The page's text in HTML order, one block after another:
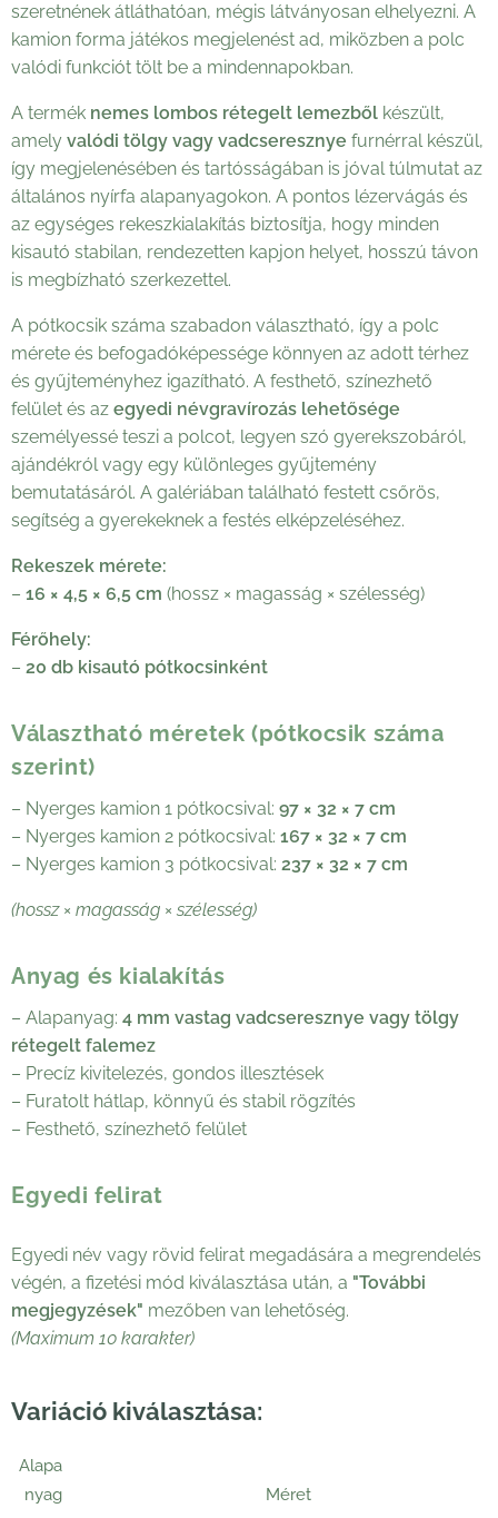
szeretnének átláthatóan, mégis látványosan elhelyezni. A
kamion forma játékos megjelenést ad, miközben a polc
valódi funkciót tölt be a mindennapokban.
A termék nemes lombos rétegelt lemezből készült,
amely valódi tölgy vagy vadcseresznye furnérral készül,
így megjelenésében és tartósságában is jóval túlmutat az
általános nyírfa alapanyagokon. A pontos lézervágás és
az egységes rekeszkialakítás biztosítja, hogy minden
kisautó stabilan, rendezetten kapjon helyet, hosszú távon
is megbízható szerkezettel.
A pótkocsik száma szabadon választható, így a polc
mérete és befogadóképessége könnyen az adott térhez
és gyűjteményhez igazítható. A festhető, színezhető
felület és az egyedi névgravírozás lehetősége
személyessé teszi a polcot, legyen szó gyerekszobáról,
ajándékról vagy egy különleges gyűjtemény
bemutatásáról. A galériában található festett csőrös,
segítség a gyerekeknek a festés elképzeléséhez.
Rekeszek mérete:
– 16 × 4,5 × 6,5 cm (hossz × magasság × szélesség)
Férőhely:
– 20 db kisautó pótkocsinként
Választható méretek (pótkocsik száma
szerint)
– Nyerges kamion 1 pótkocsival: 97 × 32 × 7 cm
– Nyerges kamion 2 pótkocsival: 167 × 32 × 7 cm
– Nyerges kamion 3 pótkocsival: 237 × 32 × 7 cm
(hossz × magasság × szélesség)
Anyag és kialakítás
– Alapanyag: 4 mm vastag vadcseresznye vagy tölgy
rétegelt falemez
– Precíz kivitelezés, gondos illesztések
– Furatolt hátlap, könnyű és stabil rögzítés
– Festhető, színezhető felület
Egyedi felirat
Egyedi név vagy rövid felirat megadására a megrendelés
végén, a fizetési mód kiválasztása után, a "További
megjegyzések" mezőben van lehetőség.
(Maximum 10 karakter)
Variáció kiválasztása:
Alapa
nyag
Méret